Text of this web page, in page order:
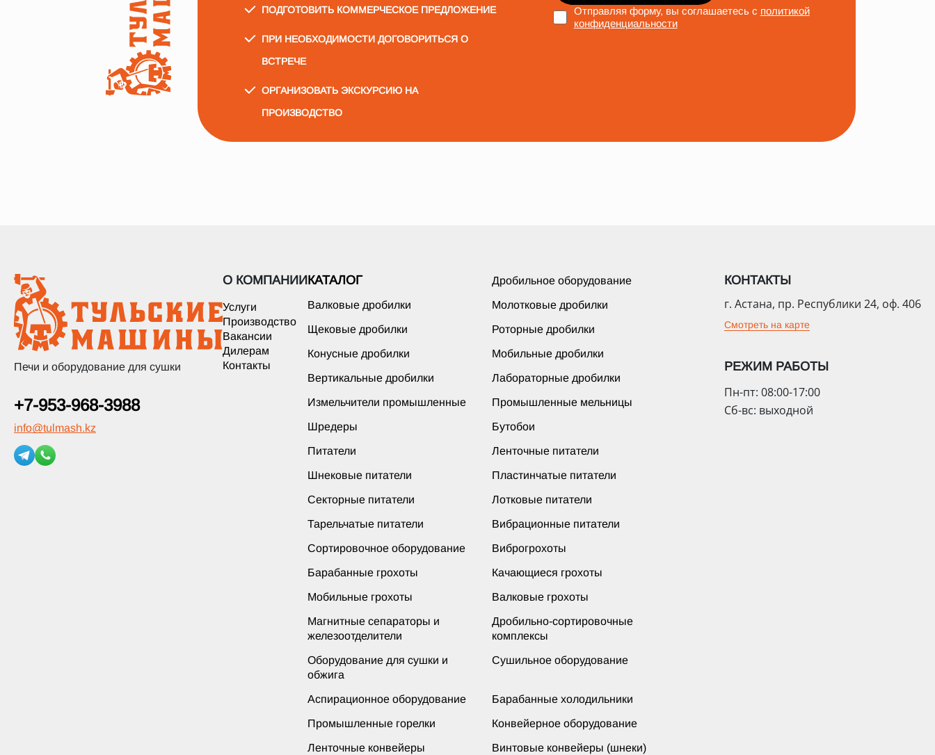
ПОДГОТОВИТЬ КОММЕРЧЕСКОЕ ПРЕДЛОЖЕНИЕ
ПРИ НЕОБХОДИМОСТИ ДОГОВОРИТЬСЯ О
ВСТРЕЧЕ
ОРГАНИЗОВАТЬ ЭКСКУРСИЮ НА
ПРОИЗВОДСТВО
Отправляя форму, вы соглашаетесь с политикой
конфиденциальности
Печи и оборудование для сушки
+7-953-968-3988
info@tulmash.kz
О КОМПАНИИ
Услуги
Производство
Вакансии
Дилерам
Контакты
КАТАЛОГ Дробильное оборудование
Валковые дробилки Молотковые дробилки
Щековые дробилки Роторные дробилки
Конусные дробилки Мобильные дробилки
Вертикальные дробилки Лабораторные дробилки
Измельчители промышленные Промышленные мельницы
Шредеры Бутобои
Питатели Ленточные питатели
Шнековые питатели Пластинчатые питатели
Секторные питатели Лотковые питатели
Тарельчатые питатели Вибрационные питатели
Сортировочное оборудование Виброгрохоты
Барабанные грохоты Качающиеся грохоты
Мобильные грохоты Валковые грохоты
Магнитные сепараторы и
железоотделители
Дробильно-сортировочные
комплексы
Оборудование для сушки и
обжига
Сушильное оборудование
Аспирационное оборудование Барабанные холодильники
Промышленные горелки Конвейерное оборудование
Ленточные конвейеры Винтовые конвейеры (шнеки)
КОНТАКТЫ
г. Астана, пр. Республики 24, оф. 406
Смотреть на карте
РЕЖИМ РАБОТЫ
Пн-пт: 08:00-17:00
Сб-вс: выходной